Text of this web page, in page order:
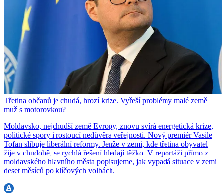
Třetina občanů je chudá, hrozí krize. Vyřeší problémy malé země
muž s motorovkou?
Moldavsko, nejchudší země Evropy, znovu svírá energetická krize,
politické spory i rostoucí nedůvěra veřejnosti. Nový premiér Vasile
Tofan slibuje liberální reformy. Jenže v zemi, kde třetina obyvatel
žije v chudobě, se rychlá řešení hledají těžko. V reportáži přímo z
moldavského hlavního města popisujeme, jak vypadá situace v zemi
deset měsíců po klíčových volbách.